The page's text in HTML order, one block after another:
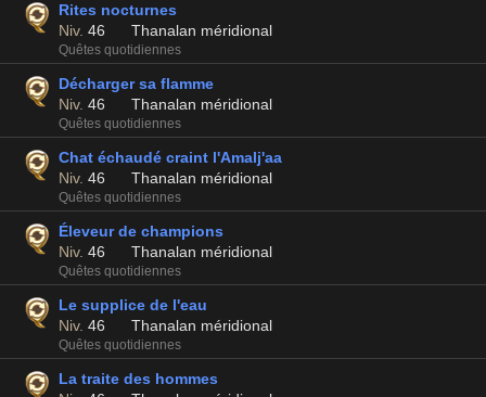
Rites nocturnes
Niv. 46 Thanalan méridional
Quêtes quotidiennes
Décharger sa flamme
Niv. 46 Thanalan méridional
Quêtes quotidiennes
Chat échaudé craint l'Amalj'aa
Niv. 46 Thanalan méridional
Quêtes quotidiennes
Éleveur de champions
Niv. 46 Thanalan méridional
Quêtes quotidiennes
Le supplice de l'eau
Niv. 46 Thanalan méridional
Quêtes quotidiennes
La traite des hommes